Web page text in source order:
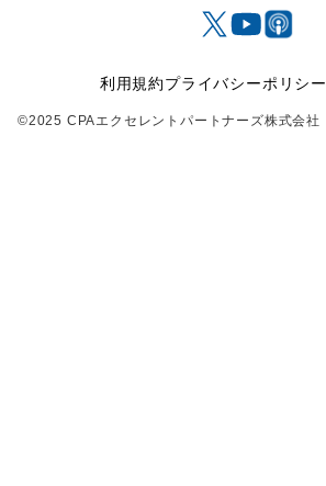
©2025 CPAエクセレントパートナーズ株式会社
利用規約プライバシーポリシー